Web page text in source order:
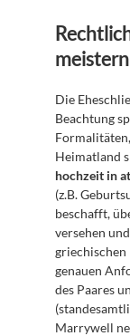
meistern
Die
Beachtung
hochzeit in
(z.B.
beschafft,
versehen
griechischen
genauen
des Paares
Marrywell